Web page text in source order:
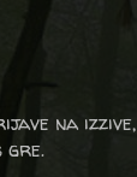
na izzive,
gre.